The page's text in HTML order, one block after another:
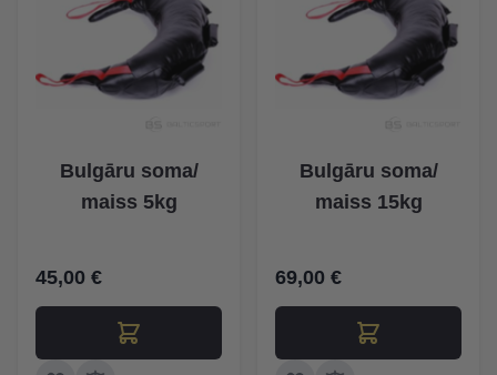
Bulgāru soma/
maiss 5kg
45,00 €
Bulgāru soma/
maiss 15kg
69,00 €